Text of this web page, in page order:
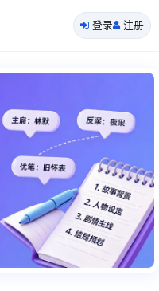
登录 注册